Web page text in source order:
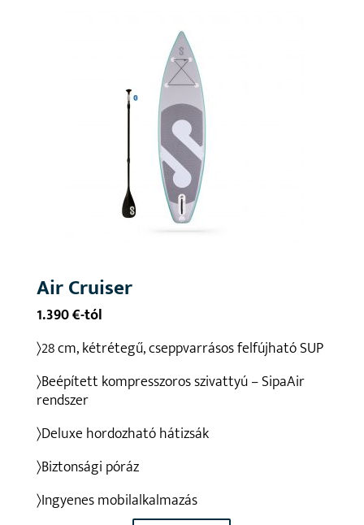
Air Cruiser
1.390 €-tól
〉28 cm, kétrétegű, cseppvarrásos felfújható SUP
〉Beépített kompresszoros szivattyú – SipaAir
rendszer
〉Deluxe hordozható hátizsák
〉Biztonsági póráz
〉Ingyenes mobilalkalmazás